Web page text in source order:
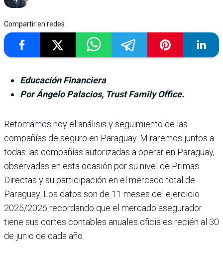
Compartir en redes
Educación Financiera
Por Ángelo Palacios, Trust Family Office.
Retomamos hoy el análisis y seguimiento de las
compañías de seguro en Paraguay. Miraremos juntos a
todas las compañías autorizadas a operar en Paraguay,
observadas en esta ocasión por su nivel de Primas
Directas y su participación en el mercado total de
Paraguay. Los datos son de 11 meses del ejercicio
2025/2026 recordando que el mercado asegurador
tiene sus cortes contables anuales oficiales recién al 30
de junio de cada año.